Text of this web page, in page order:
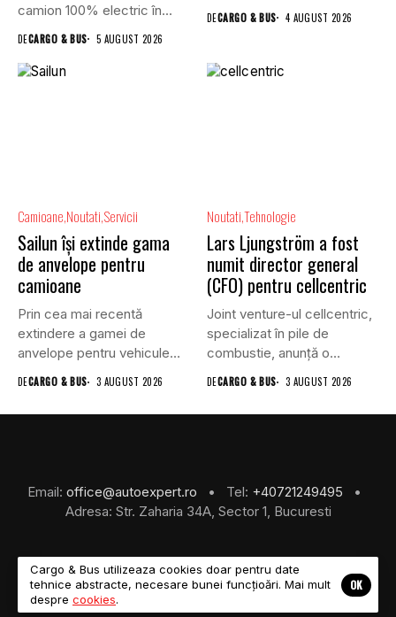
camion 100% electric în...
DECARGO & BUS 5 AUGUST 2026
DECARGO & BUS 4 AUGUST 2026
Camioane Noutati Servicii
Sailun își extinde gama
de anvelope pentru
camioane
Prin cea mai recentă
extindere a gamei de
anvelope pentru vehicule
comerciale,...
DECARGO & BUS 3 AUGUST 2026
NoutatiTehnologie
Lars Ljungström a fost
numit director general
(CFO) pentru cellcentric
Joint venture-ul cellcentric,
specializat în pile de
combustie, anunță o
schimbare în...
DECARGO & BUS 3 AUGUST 2026
Email: office@autoexpert.ro • Tel: +40721249495
•
Adresa: Str. Zaharia 34A, Sector 1, Bucuresti
©2026 Cargo & Bus
Cargo & Bus utilizeaza cookies doar pentru date
tehnice abstracte, necesare bunei funcțioări. Mai mult
despre cookies.
OK